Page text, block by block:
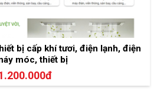
bị cấp khí tươi, điện lạnh, điện
móc, thiết bị